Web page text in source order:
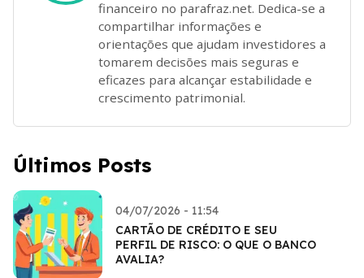
financeiro no parafraz.net. Dedica-se a
compartilhar informações e
orientações que ajudam investidores a
tomarem decisões mais seguras e
eficazes para alcançar estabilidade e
crescimento patrimonial.
Últimos Posts
04/07/2026 - 11:54
CARTÃO DE CRÉDITO E SEU
PERFIL DE RISCO: O QUE O BANCO
AVALIA?